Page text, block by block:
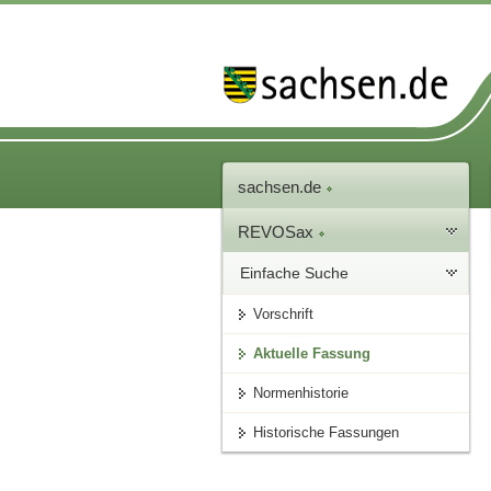
sachsen.de
REVOSax
Einfache Suche
Vorschrift
Aktuelle Fassung
Normenhistorie
Historische Fassungen